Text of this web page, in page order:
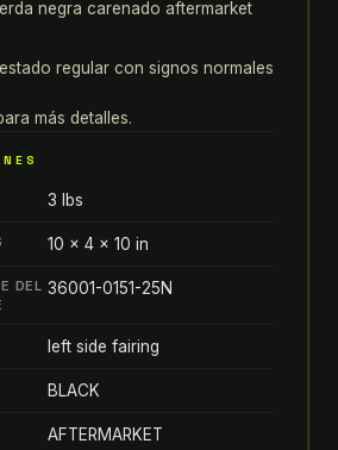
negra carenado aftermarket
regular con signos normales
más detalles.
3 lbs
10 × 4 × 10 in
DEL 36001-0151-25N
left side fairing
BLACK
AFTERMARKET